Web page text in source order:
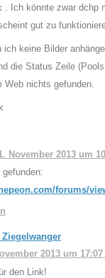
. Ich könnte zwar dchp
gut zu
ich keine Bilder
die Status Zeile
Web nichts gefunden.
November 2013 um
forums/
Ziegelwanger
2013 um
den Link!